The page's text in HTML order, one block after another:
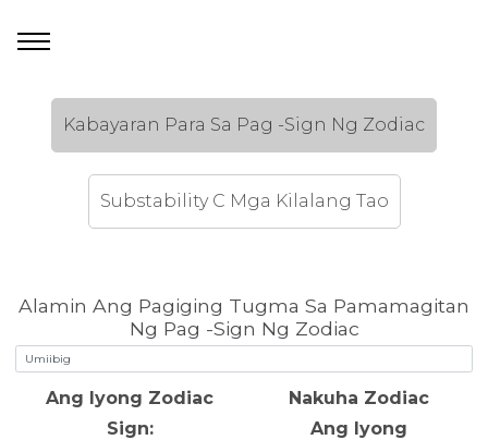
Kabayaran Para Sa Pag -Sign Ng Zodiac
Substability C Mga Kilalang Tao
Alamin Ang Pagiging Tugma Sa Pamamagitan
Ng Pag -Sign Ng Zodiac
Ang Iyong Zodiac
Sign:
Nakuha Zodiac
Ang Iyong